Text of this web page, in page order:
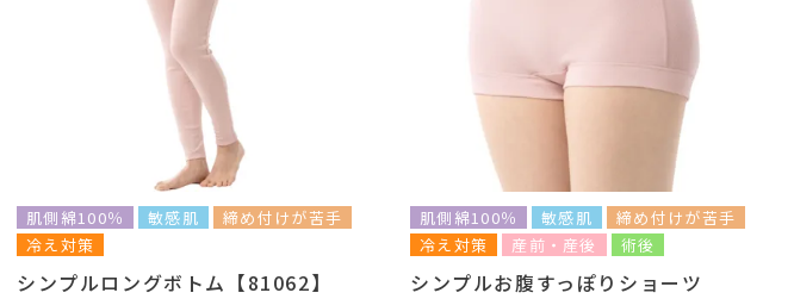
肌側綿100％ 敏感肌
締め付けが苦手
冷え対策
シンプルロングボトム【81062】
肌側綿100％ 敏感肌
締め付けが苦手
冷え対策
産前・産後 術後
シンプルお腹すっぽりショーツ